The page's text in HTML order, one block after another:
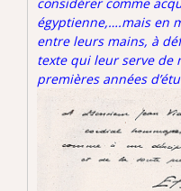
considérer comme
égyptienne,….mais en
entre leurs mains, à
texte qui leur serve de
premières années